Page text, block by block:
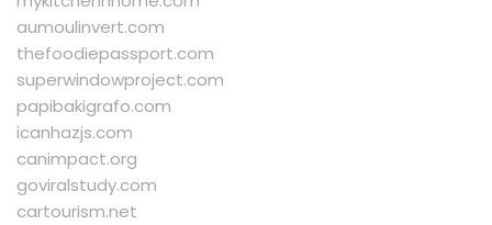
aumoulinvert.com
thefoodiepassport.com
superwindowproject.com
papibakigrafo.com
icanhazjs.com
canimpact.org
goviralstudy.com
cartourism.net